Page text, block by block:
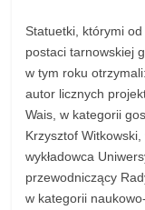
Statuetki, którymi
postaci tarnowskiej
w tym roku
autor licznych
Wais, w kategorii
Krzysztof
wykładowca
przewodniczący
w kategorii